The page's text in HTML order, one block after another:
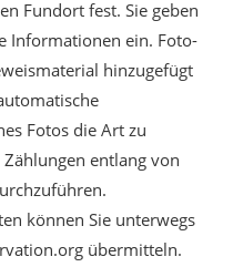
Fundort fest. Sie geben
Informationen ein. Foto-
hinzugefügt
Fotos die Art zu
entlang von
können Sie unterwegs
übermitteln.